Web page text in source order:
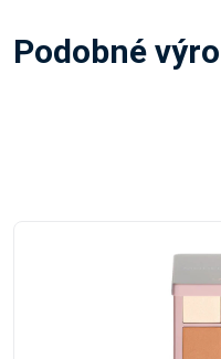
Podobné